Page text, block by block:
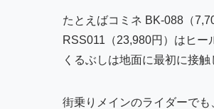
たとえばコミネ BK-088（
RSS011（23,980円）はヒ
くるぶしは地面に最初に接
街乗りメインのライダーで